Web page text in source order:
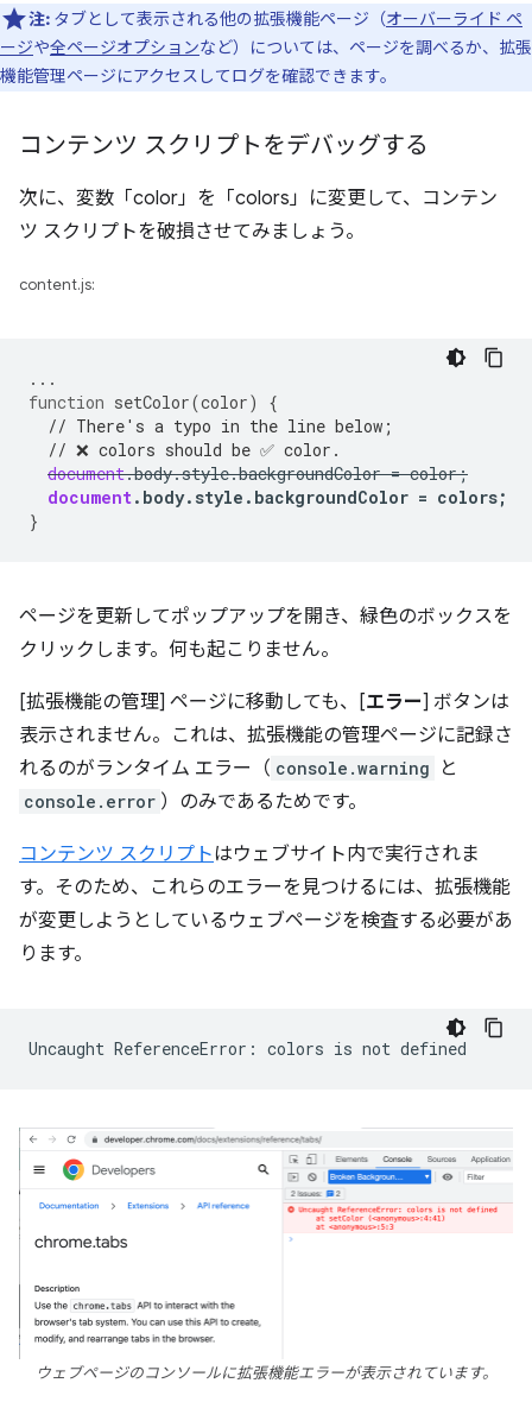
注: タブとして表示される他の拡張機能ページ（オーバーライド ペ
ージや全ページオプションなど）については、ページを調べるか、拡張
機能管理ページにアクセスしてログを確認できます。
コンテンツ スクリプトをデバッグする
次に、変数「color」を「colors」に変更して、コンテン
ツ スクリプトを破損させてみましょう。
content.js:
...
function setColor(color)
{
// There's a typo in the line below;
// ❌ colors should be ✅ color.
document.body.style.backgroundColor = color;
document. body. style . backgroundColor = colors;
}
ページを更新してポップアップを開き、緑色のボックスを
クリックします。何も起こりません。
[拡張機能の管理] ページに移動しても、[エラー] ボタンは
表示されません。これは、拡張機能の管理ページに記録さ
れるのがランタイム エラー（ console.warning と
console.error ）のみであるためです。
コンテンツ スクリプトはウェブサイト内で実行されま
す。そのため、これらのエラーを見つけるには、拡張機能
が変更しようとしているウェブページを検査する必要があ
ります。
Uncaught ReferenceError: colors is not
ウェブページのコンソールに拡張機能エラーが表示されています。